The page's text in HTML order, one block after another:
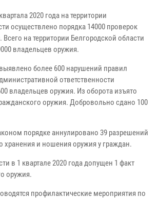
2020 года на территории
осуществлено порядка 14000 проверок
на территории Белгородской области
владельцев оружия.
более 600 нарушений правил
ответственности
владельцев оружия. Из оборота изъято
оружия. Добровольно сдано 100
порядке аннулировано 39 разрешений
хранения и ношения оружия у граждан.
в 1 квартале 2020 года допущен 1 факт
оружия.
профилактические мероприятия по